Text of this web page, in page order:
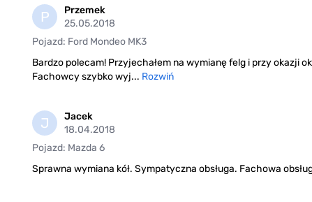
P
Przemek
25.05.2018
Pojazd: Ford Mondeo MK3
Bardzo polecam! Przyjechałem na wymianę felg i przy okazji
Fachowcy szybko wyj... Rozwiń
J
Jacek
18.04.2018
Pojazd: Mazda 6
Sprawna wymiana kół. Sympatyczna obsługa. Fachowa